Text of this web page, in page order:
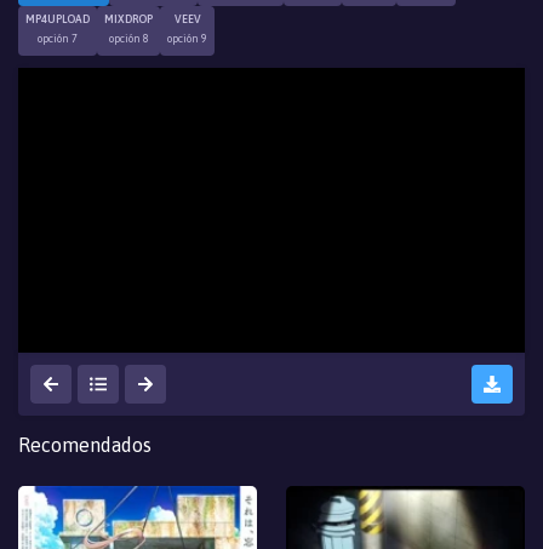
MP4UPLOAD
opción 7
MIXDROP
opción 8
VEEV
opción 9
Recomendados